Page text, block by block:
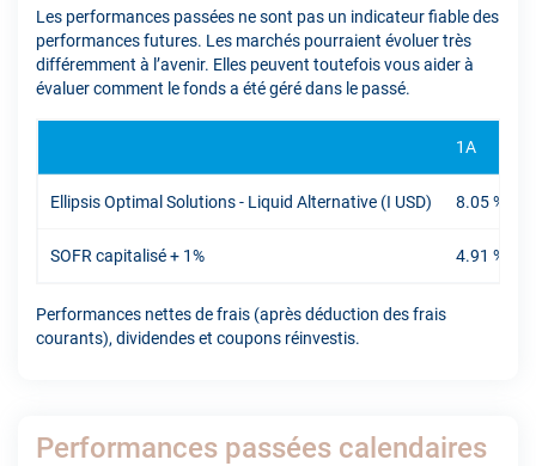
Les performances passées ne sont pas un indicateur fiable des
performances futures. Les marchés pourraient évoluer très
différemment à l’avenir. Elles peuvent toutefois vous aider à
évaluer comment le fonds a été géré dans le passé.
1A
Ellipsis Optimal Solutions - Liquid Alternative (I USD) 8.05 %
SOFR capitalisé + 1% 4.91 %
Performances nettes de frais (après déduction des frais
courants), dividendes et coupons réinvestis.
Performances passées calendaires